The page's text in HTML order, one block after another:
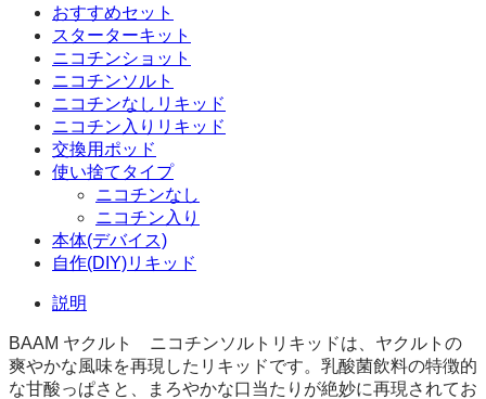
おすすめセット
スターターキット
ニコチンショット
ニコチンソルト
ニコチンなしリキッド
ニコチン入りリキッド
交換用ポッド
使い捨てタイプ
ニコチンなし
ニコチン入り
本体(デバイス)
自作(DIY)リキッド
説明
BAAM ヤクルト ニコチンソルトリキッドは、ヤクルトの
爽やかな風味を再現したリキッドです。乳酸菌飲料の特徴的
な甘酸っぱさと、まろやかな口当たりが絶妙に再現されてお